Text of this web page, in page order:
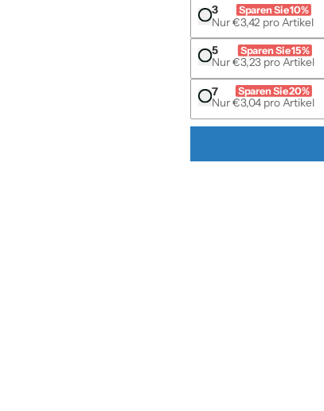
3 Sparen Sie 10%
Nur €3,42 pro Artikel
5 Sparen Sie 15%
Nur €3,23 pro Artikel
7 Sparen Sie 20%
Nur €3,04 pro Artikel